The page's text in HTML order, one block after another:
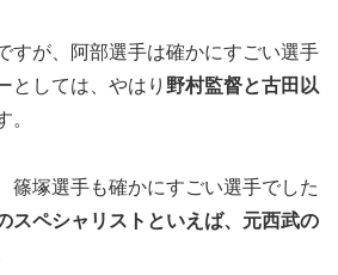
すが、阿部選手は確かにすごい選手
としては、やはり 野村監督と古田以
。
篠塚選手も確かにすごい選手でした
スペシャリストといえば、元西武の